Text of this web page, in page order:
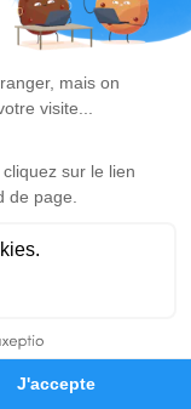
Hommages
l’église de la